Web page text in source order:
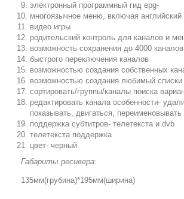
электронный программный гид epg-
многоязычное меню, включая английский
видео игры
родительский контроль для каналов и
возможность сохранения до 4000
быстрого переключения каналов
возможностью создания собственных
возможностью создания любимый списки
сортировать/группы/каналы поиска
редактировать канала особенности-
показывать, двигаться, переименовывать
поддержка субтитров- телетекста и dvb
телетекста поддержка
цвет- черный
Габариты ресивера:
135мм(грубина)*195мм(ширина)